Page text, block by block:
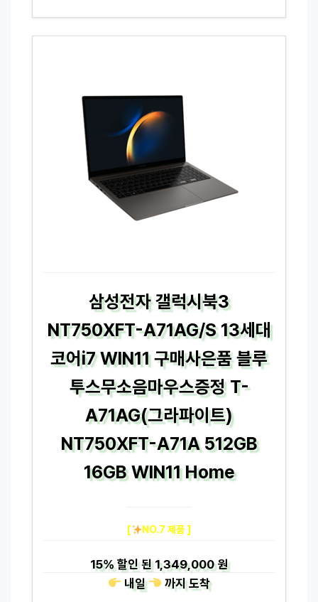
삼성전자 갤럭시북3
NT750XFT-A71AG/S 13세대
코어i7 WIN11 구매사은품 블루
투스무소음마우스증정 T-
A71AG(그라파이트)
NT750XFT-A71A 512GB
16GB WIN11 Home
[ NO.7 제품 ]
15%할인 된1,349,000 원
내일
까지도착